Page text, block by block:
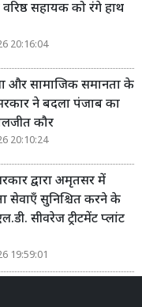
सहायक को रंगे हाथ
20:16:04
और सामाजिक समानता के
ने बदला पंजाब का
कौर
20:10:24
द्वारा अमृतसर में
सेवाएँ सुनिश्चित करने के
सीवरेज ट्रीटमेंट प्लांट
19:59:01